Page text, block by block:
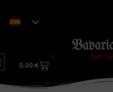
0,00 €
0